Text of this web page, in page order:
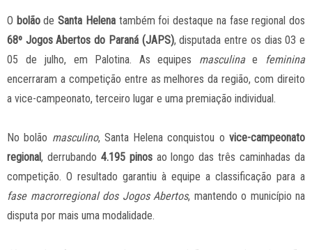
O bolãodeSanta Helenatambém foi destaque na fase regional dos
68º Jogos Abertos do Paraná (JAPS), disputada entre os dias 03 e
05 de julho, em Palotina. As equipes masculinae feminina
encerraram a competição entre as melhores da região, com direito
a vice-campeonato, terceiro lugar e uma premiação individual.
No bolão masculino, Santa Helena conquistou ovice-campeonato
regional, derrubando 4.195 pinos ao longo das três caminhadas da
competição. O resultado garantiu à equipe a classificação para a
fase macrorregional dos Jogos Abertos, mantendo o município na
disputa por mais uma modalidade.